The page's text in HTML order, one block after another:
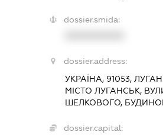
dossier.smida:
dossier.address:
УКРАЇНА, 91053,
МІСТО ЛУГАНСЬК,
ШЕЛКОВОГО,
dossier.capital: